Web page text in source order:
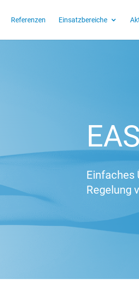
Referenzen Einsatzbereiche
Einfaches
Regelung